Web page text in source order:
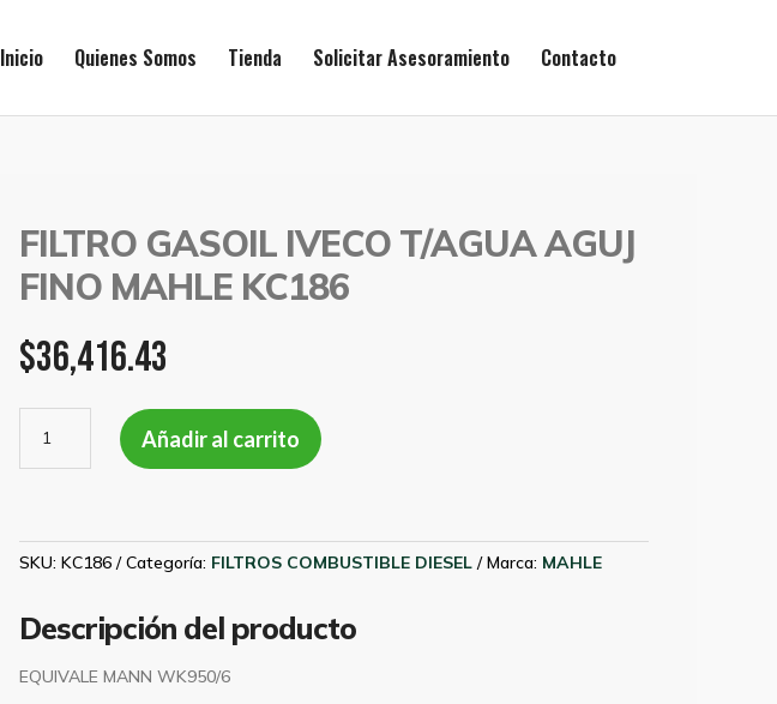
Inicio Quienes Somos Tienda Solicitar Asesoramiento Contacto
FILTRO GASOIL IVECO T/AGUA AGUJ
FINO MAHLE KC186
$36,416.43
GASOIL
IVECO
FINO
KC186
cantidad
Añadir al carrito
SKU: KC186 Categoría: FILTROS COMBUSTIBLE DIESEL Marca: MAHLE
Descripción del producto
EQUIVALE MANN WK950/6